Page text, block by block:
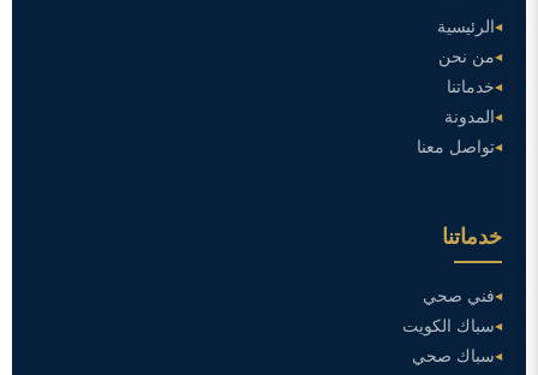
الرئيسية
من نحن
خدماتنا
المدونة
تواصل معنا
خدماتنا
فني صحي
سباك الكويت
سباك صحي